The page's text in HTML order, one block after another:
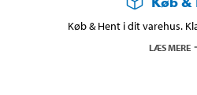
Køb & Hent i dit varehus.
LÆS MERE